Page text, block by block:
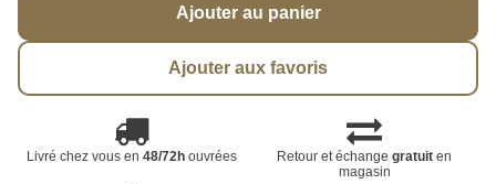
Ajouter au panier
Ajouter aux favoris
Livré chez vous en 48/72houvrées Retour et échangegratuit en
magasin